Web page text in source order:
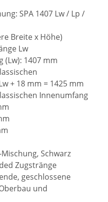
SPA 1407 Lw / Lp /
Breite x Höhe)
Lw
(Lw): 1407 mm
+ 18 mm = 1425 mm
Innenumfang
Schwarz
Zugstränge
geschlossene
und